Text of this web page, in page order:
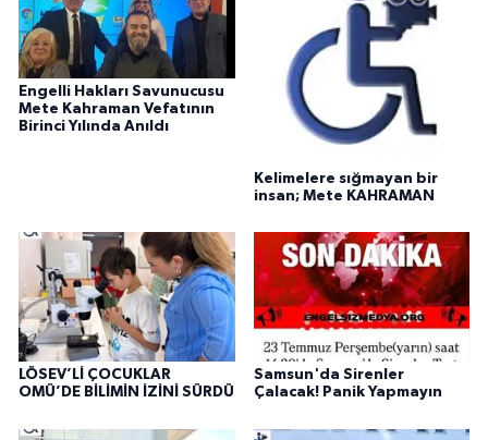
Engelli Hakları Savunucusu
Mete Kahraman Vefatının
Birinci Yılında Anıldı
Kelimelere sığmayan bir
insan; Mete KAHRAMAN
LÖSEV’Lİ ÇOCUKLAR
OMÜ’DE BİLİMİN İZİNİ SÜRDÜ
Samsun'da Sirenler
Çalacak! Panik Yapmayın